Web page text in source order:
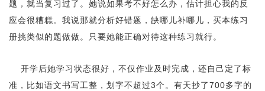
题，就当复习过了。她说如果考不好怎么办，估计担心我的反
应会很糟糕。我说那就分析好错题，缺哪儿补哪儿，买本练习
册挑类似的题做做。只要她能正确对待这种练习就行。
开学后她学习状态很好，不仅作业及时完成，还自己定了标
准，比如语文书写工整，划字不超过3个。有天抄了700多字的